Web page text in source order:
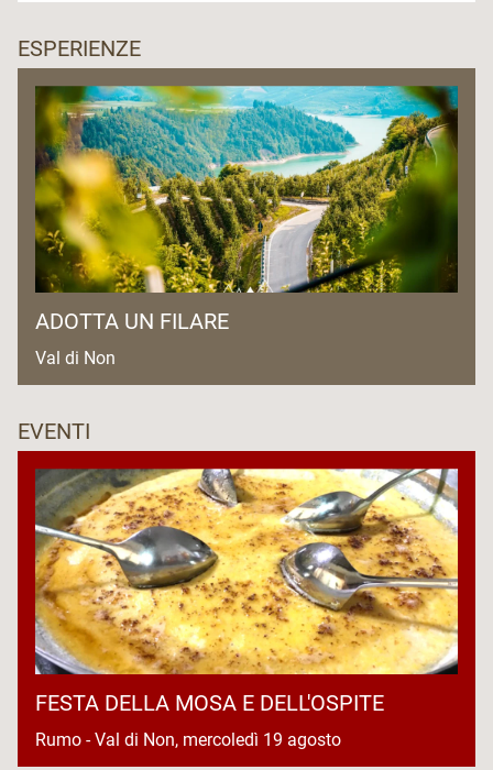
ESPERIENZE
ADOTTA UN FILARE
Val di Non
EVENTI
FESTA DELLA MOSA E DELL'OSPITE
Rumo - Val di Non, mercoledì 19 agosto